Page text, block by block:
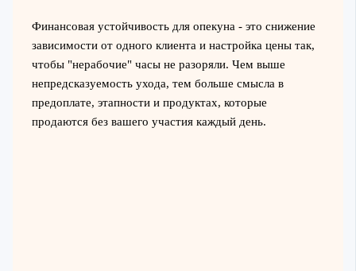
Финансовая устойчивость для опекуна - это снижение
зависимости от одного клиента и настройка цены так,
чтобы "нерабочие" часы не разоряли. Чем выше
непредсказуемость ухода, тем больше смысла в
предоплате, этапности и продуктах, которые
продаются без вашего участия каждый день.